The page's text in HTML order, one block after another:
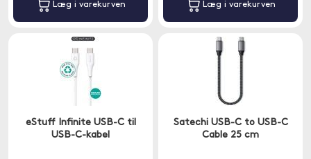
Læg i varekurven Læg i varekurven
eStuff Infinite USB-C til
USB-C-kabel
Satechi USB-C to USB-C
Cable 25 cm